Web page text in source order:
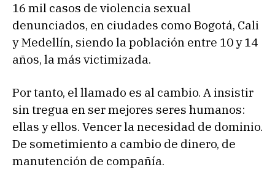
16 mil casos de violencia sexual
denunciados, en ciudades como Bogotá, Cali
y Medellín, siendo la población entre 10 y 14
años, la más victimizada.
Por tanto, el llamado es al cambio. A insistir
sin tregua en ser mejores seres humanos:
ellas y ellos. Vencer la necesidad de dominio.
De sometimiento a cambio de dinero, de
manutención de compañía.